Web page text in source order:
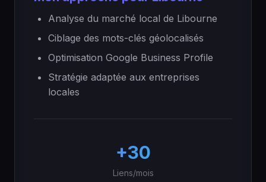
Analyse du marché local de Libourne
Ciblage des mots-clés géolocalisés
Optimisation Google Business Profile
Stratégie adaptée aux entreprises
locales
+30
Liens/mois